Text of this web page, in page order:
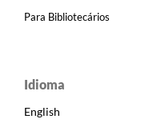
Para Bibliotecários
Idioma
English